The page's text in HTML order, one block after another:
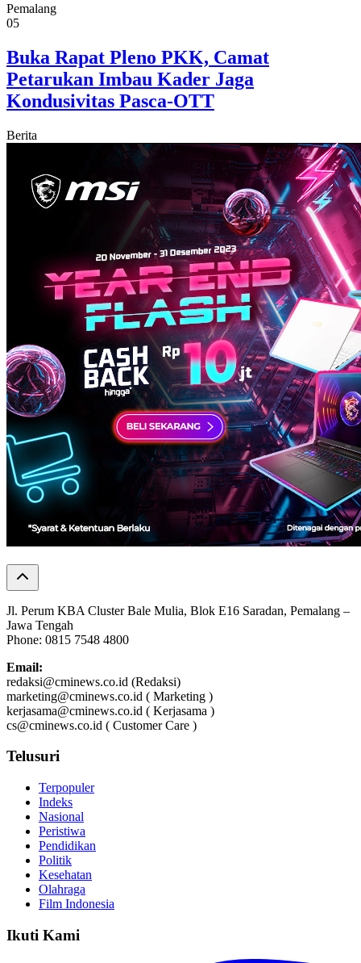
Pemalang
05
Buka Rapat Pleno PKK, Camat
Petarukan Imbau Kader Jaga
Kondusivitas Pasca-OTT
Berita
Jl. Perum KBA Cluster Bale Mulia, Blok E16 Saradan, Pemalang –
Jawa Tengah
Phone: 0815 7548 4800
Email:
redaksi@cminews.co.id (Redaksi)
marketing@cminews.co.id ( Marketing )
kerjasama@cminews.co.id ( Kerjasama )
cs@cminews.co.id ( Customer Care )
Telusuri
Terpopuler
Indeks
Nasional
Peristiwa
Pendidikan
Politik
Kesehatan
Olahraga
Film Indonesia
Ikuti Kami